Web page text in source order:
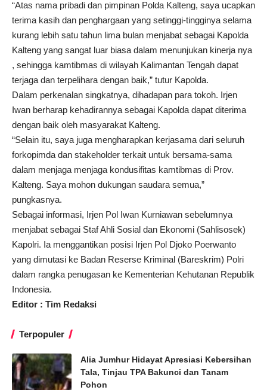
“Atas nama pribadi dan pimpinan Polda Kalteng, saya ucapkan
terima kasih dan penghargaan yang setinggi-tingginya selama
kurang lebih satu tahun lima bulan menjabat sebagai Kapolda
Kalteng yang sangat luar biasa dalam menunjukan kinerja nya
, sehingga kamtibmas di wilayah Kalimantan Tengah dapat
terjaga dan terpelihara dengan baik,” tutur Kapolda.
Dalam perkenalan singkatnya, dihadapan para tokoh. Irjen
Iwan berharap kehadirannya sebagai Kapolda dapat diterima
dengan baik oleh masyarakat Kalteng.
“Selain itu, saya juga mengharapkan kerjasama dari seluruh
forkopimda dan stakeholder terkait untuk bersama-sama
dalam menjaga menjaga kondusifitas kamtibmas di Prov.
Kalteng. Saya mohon dukungan saudara semua,”
pungkasnya.
Sebagai informasi, Irjen Pol Iwan Kurniawan sebelumnya
menjabat sebagai Staf Ahli Sosial dan Ekonomi (Sahlisosek)
Kapolri. Ia menggantikan posisi Irjen Pol Djoko Poerwanto
yang dimutasi ke Badan Reserse Kriminal (Bareskrim) Polri
dalam rangka penugasan ke Kementerian Kehutanan Republik
Indonesia.
Editor : Tim Redaksi
Terpopuler
Alia Jumhur Hidayat Apresiasi Kebersihan
Tala, Tinjau TPA Bakunci dan Tanam
Pohon